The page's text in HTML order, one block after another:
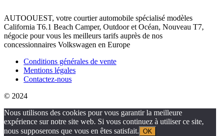
AUTOOUEST, votre courtier automobile spécialisé modèles
California T6.1 Beach Camper, Outdoor et Océan, Nouveau T7,
négocie pour vous les meilleurs tarifs auprès de nos
concessionnaires Volkswagen en Europe
Conditions générales de vente
Mentions légales
Contactez-nous
© 2024
Nous utilisons des cookies pour vous garantir la meilleure
expérience sur notre site web. Si vous continuez à utiliser ce site,
nous supposerons que vous en êtes satisfait. OK